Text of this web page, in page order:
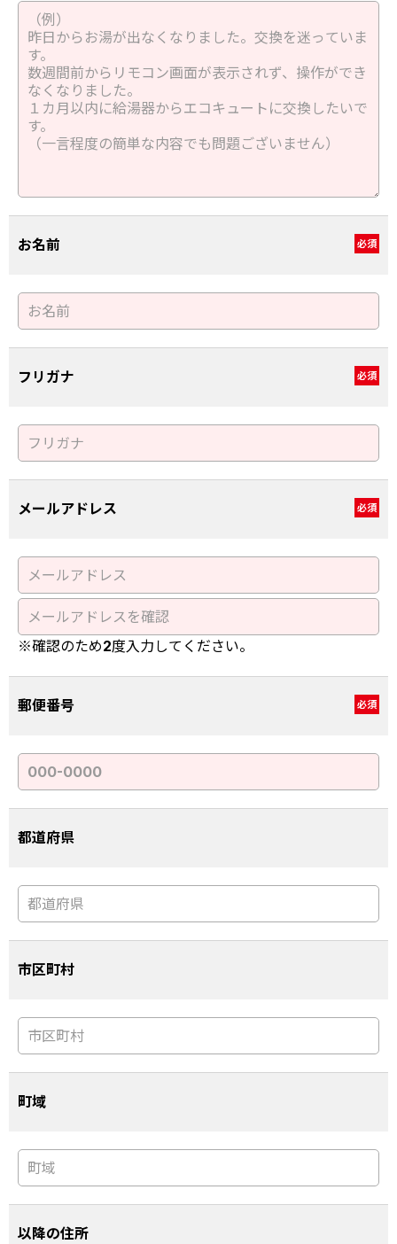
お名前 必須
フリガナ 必須
メールアドレス 必須
※確認のため2度入力してください。
郵便番号 必須
都道府県
市区町村
町域
以降の住所